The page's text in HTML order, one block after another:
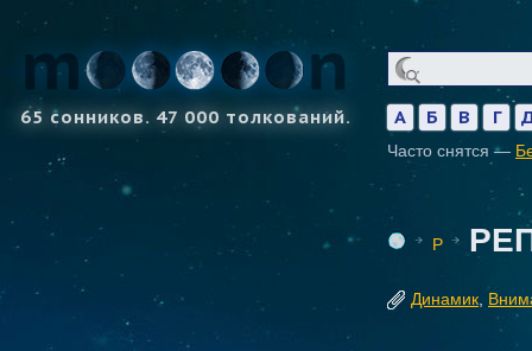
65 сонников. 47 000 толкований. А Б В Г
Часто снятся —
Р
Динамик